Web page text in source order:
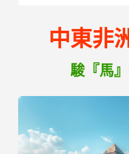
中東非
駿『馬